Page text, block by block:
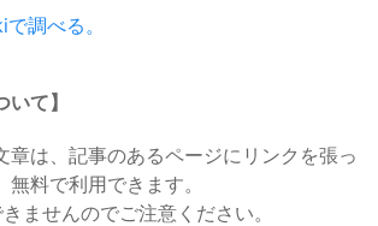
調べる。
いて】
章は、記事のあるページにリンクを張っ
料で利用できます。
ませんのでご注意ください。